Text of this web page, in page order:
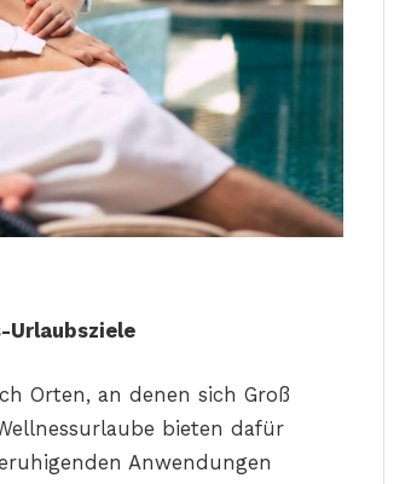
Urlaubsziele
Orten, an denen sich Groß
bieten dafür
Anwendungen